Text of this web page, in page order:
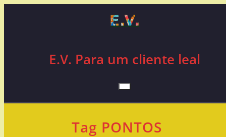
E.V. Para um cliente leal
Tag PONTOS